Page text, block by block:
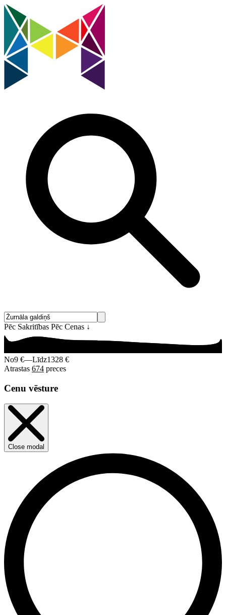
Pēc Sakritības Pēc Cenas ↓
No9 €—Līdz1328 €
Atrastas 674 preces
Cenu vēsture
Close modal